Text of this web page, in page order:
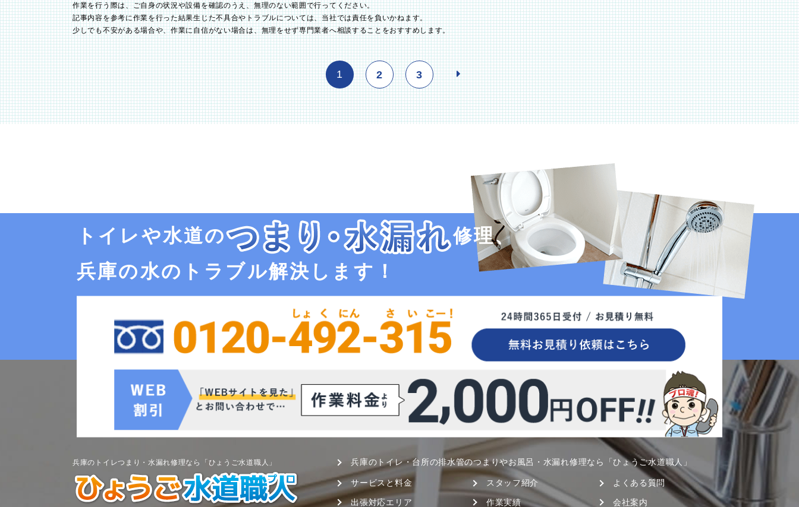
作業を行う際は、ご自身の状況や設備を確認のうえ、無理のない範囲で行ってください。
記事内容を参考に作業を行った結果生じた不具合やトラブルについては、当社では責任を負いかねます。
少しでも不安がある場合や、作業に自信がない場合は、無理をせず専門業者へ相談することをおすすめします。
1 2 3
トイレや水道の
修理、
兵庫の水のトラブル解決します！
兵庫のトイレつまり・水漏れ修理なら「ひょうご水道職人」 兵庫のトイレ・台所の排水管のつまりやお風呂・水漏れ修理なら「ひょうご水道職人」
サービスと料金
出張対応エリア
スタッフ紹介
作業実績
よくある質問
会社案内